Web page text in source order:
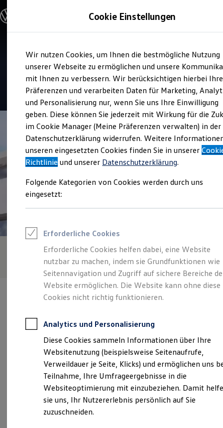
Hauptinhalt
springen
Footer
springen
Modelle und Konfigurator
Modelle vergleichen
Elektroautos
ENERGY Sondermodelle
Nutzfahrzeuge
SUV und CUV
Familienautos
Kombis
Kompaktwagen
Sportwagen
Schnell verfügbare Fahrzeuge
Angebote und Produkte
Aktuelle Angebote
E-Auto-Förderung
Volkswagen Marktplatz
Junge Gebrauchtwagen und Gebrauchtwagen
Volkswagen Zertifizierte Gebrauchtwagen
Zubehör- und Serviceangebote
Leasing
Leasing-Angebote
Gebrauchtwagen Leasing
Junge Gebrauchtwagen-Leasing
Elektroauto Leasing
Kleinwagen-Leasing
Leasing ohne Anzahlung
Finanzierung
Kfz-Versicherung
Restschuldversicherungen
Garantien
Wartungsverträge
Geschäftskunden
Professional Class bei Volkswagen
Großkunden
Behörden
Direktkunden
Sonderfahrzeuge
Anpfiff zum Gewinn
Verkauf und Service
Autohaus Albert Zotz
4.7| 346 Bewertungen
Verantwortlich für die Inhalte auf dieser Seite ist die Autohaus
Albert Zotz GmbH (Impressum & Rechtliches)
Fassendeichstraße 2, 76829 Landau
Cookie Einstellungen
Wir nutzen Cookies, um Ihnen die bestmögliche Nutzung
unserer Webseite zu ermöglichen und unsere
mit Ihnen zu verbessern. Wir berücksichtigen hierbei Ihre
Präferenzen und verarbeiten Daten für Marketing,
und Personalisierung nur, wenn Sie uns Ihre Einwilligung
geben. Diese können Sie jederzeit mit Wirkung für die
im Cookie Manager (Meine Präferenzen verwalten) in der
Datenschutzerklärung widerrufen. Weitere
unseren eingesetzten Cookies finden Sie in unserer
Richtlinie und unserer Datenschutzerklärung.
Folgende Kategorien von Cookies werden durch uns
eingesetzt:
Erforderliche Cookies
Erforderliche Cookies helfen dabei, eine Website
nutzbar zu machen, indem sie Grundfunktionen wie
Seitennavigation und Zugriff auf sichere Bereiche
Website ermöglichen. Die Website kann ohne diese
Cookies nicht richtig funktionieren.
Analytics und Personalisierung
Diese Cookies sammeln Informationen über Ihre
Websitenutzung (beispielsweise Seitenaufrufe,
Verweildauer je Seite, Klicks) und ermöglichen uns
Teilnahme, Ihre Umfrageergebnisse in die
Websiteoptimierung mit einzubeziehen. Damit
sie uns, Ihr Nutzererlebnis persönlich auf Sie
zuzuschneiden.